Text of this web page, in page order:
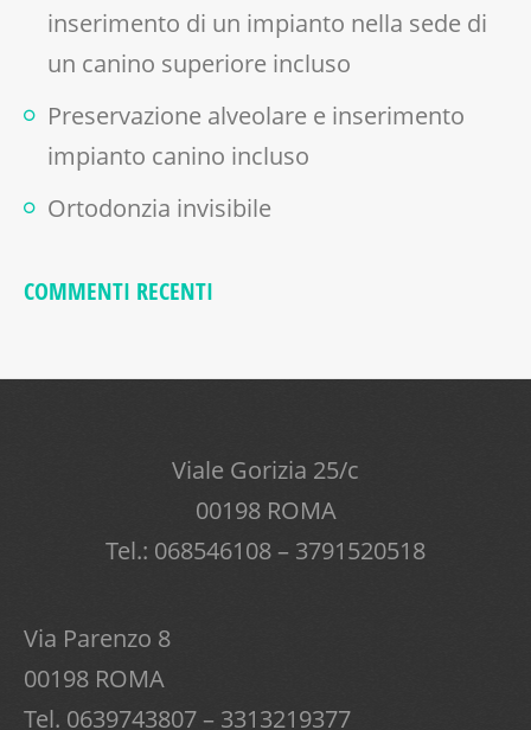
inserimento di un impianto nella sede di
un canino superiore incluso
Preservazione alveolare e inserimento
impianto canino incluso
Ortodonzia invisibile
COMMENTI RECENTI
Viale Gorizia 25/c
00198 ROMA
Tel.: 068546108 – 3791520518
Via Parenzo 8
00198 ROMA
Tel. 0639743807 – 3313219377